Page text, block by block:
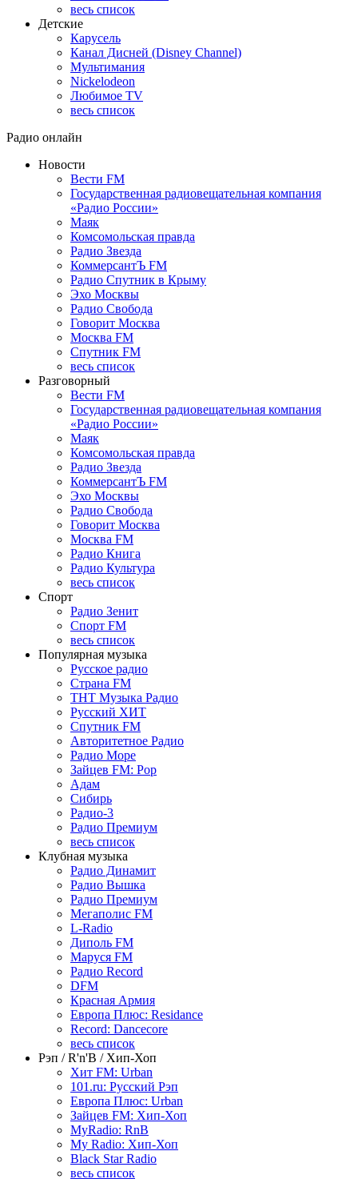
весь список
Детские
Карусель
Канал Дисней (Disney Channel)
Мультимания
Nickelodeon
Любимое TV
весь список
Радио онлайн
Новости
Вести FM
Государственная радиовещательная компания
«Радио России»
Маяк
Комсомольская правда
Радио Звезда
КоммерсантЪ FM
Радио Спутник в Крыму
Эхо Москвы
Радио Свобода
Говорит Москва
Москва FM
Спутник FM
весь список
Разговорный
Вести FM
Государственная радиовещательная компания
«Радио России»
Маяк
Комсомольская правда
Радио Звезда
КоммерсантЪ FM
Эхо Москвы
Радио Свобода
Говорит Москва
Москва FM
Радио Книга
Радио Культура
весь список
Спорт
Радио Зенит
Спорт FM
весь список
Популярная музыка
Русское радио
Страна FM
ТНТ Музыка Радио
Русский ХИТ
Спутник FM
Авторитетное Радио
Радио Море
Зайцев FM: Pop
Адам
Сибирь
Радио-3
Радио Премиум
весь список
Клубная музыка
Радио Динамит
Радио Вышка
Радио Премиум
Мегаполис FM
L-Radio
Диполь FM
Маруся FM
Радио Record
DFM
Красная Армия
Европа Плюс: Residance
Record: Dancecore
весь список
Рэп / R'n'B / Хип-Хоп
Хит FM: Urban
101.ru: Русский Рэп
Европа Плюс: Urban
Зайцев FM: Хип-Хоп
MyRadio: RnB
My Radio: Хип-Хоп
Black Star Radio
весь список